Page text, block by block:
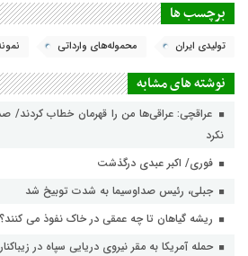
برچسب ها
تولیدی ایران محموله‌های وارداتی
نوشته های مشابه
عراقچی: عراقی‌ها من را قهرمان خطاب کردند/
نکرد
فوری/ اکبر عبدی درگذشت
جبلی، رئیس صداوسیما به شدت توبیخ شد
ریشه گیاهان تا چه عمقی در خاک نفوذ می کنند؟
حمله آمریکا به مقر نیروی دریایی سپاه در